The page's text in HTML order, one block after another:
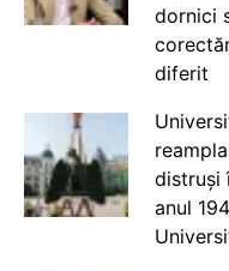
dornici
diferit
distruși
anul